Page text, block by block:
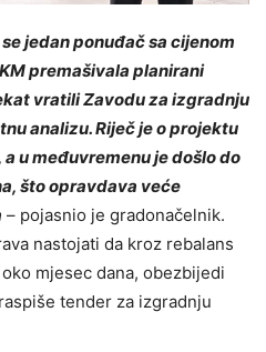
jedan ponuđač sa cijenom
premašivala planirani
vratili Zavodu za izgradnju
analizu. Riječ je o projektu
u međuvremenu je došlo do
što opravdava veće
– pojasnio je gradonačelnik.
nastojati da kroz rebalans
mjesec dana, obezbijedi
tender za izgradnju